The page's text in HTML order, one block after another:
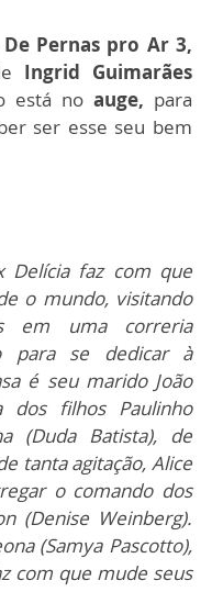
De Pernas pro Ar 3,
Ingrid Guimarães
está no auge, para
ser esse seu bem
Delícia faz com que
o mundo, visitando
em uma correria
para se dedicar à
é seu marido João
dos filhos Paulinho
(Duda Batista), de
tanta agitação, Alice
o comando dos
(Denise Weinberg).
(Samya Pascotto),
com que mude seus